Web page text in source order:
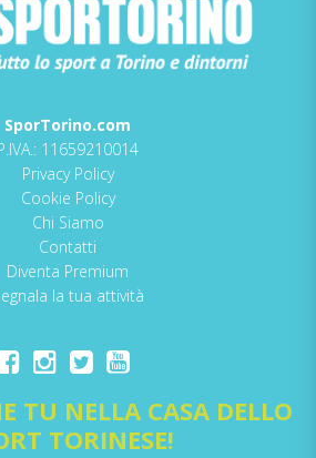
SporTorino.com
11659210014
Privacy Policy
Cookie Policy
Chi Siamo
Contatti
Diventa Premium
la tua attività
TU NELLA CASA DELLO
TORINESE!